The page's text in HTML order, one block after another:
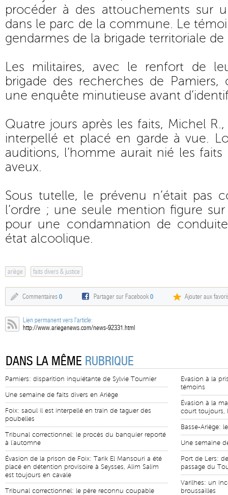
procéder à des attouchements sur
dans le parc de la commune. Le
gendarmes de la brigade territoriale
Les militaires, avec le renfort de
brigade des recherches de
une enquête minutieuse avant
Quatre jours après les faits, Michel
interpellé et placé en garde à vue.
auditions, l’homme aurait nié les
aveux.
Sous tutelle, le prévenu n’était pas
l’ordre ; une seule mention figure
pour une condamnation de conduite
état alcoolique.
ariège faits divers & justice
Commentaires 0 Partager sur Facebook0 Ajouter aux
Lien permanent vers l'article:
http://www.ariegenews.com/news-92331.html
DANS LA MÊME RUBRIQUE
Pamiers: disparition inquiétante de Sylvie Tournier
Une semaine de faits divers en Ariège
Foix: saoul il est interpellé en train de taguer des
poubelles
Tribunal correctionnel: le procès du banquier reporté
à l'automne
Évasion de la prison de Foix: Tarik El Mansouri a été
placé en détention provisoire à Seysses, Alim Salim
est toujours en cavale
Tribunal correctionnel: le père reconnu coupable
Evasion à la
témoins
Évasion à la
court toujours,
Basse-Ariège:
Une semaine
Port de Lers:
passage du
Varilhes: un
broussailles